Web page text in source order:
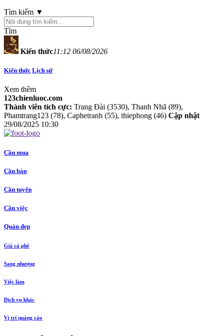
Tìm kiếm ▼
Tìm
Kiến thức11:12 06/08/2026
Kiến thức Lịch sử
Xem thêm
123chienluoc.com
Thành viên tích cực: Trang Đài (3530), Thanh Nhã (89),
Phamtrang123 (78), Caphetranh (55), thiephong (46) Cập nhật
29/08/2025 10:30
Cần mua
Cần bán
Cần tuyển
Cần việc
Quán đẹp
Giá cà phê
Sang nhượng
Việc làm
Dịch vụ khác
Vị trí quảng cáo